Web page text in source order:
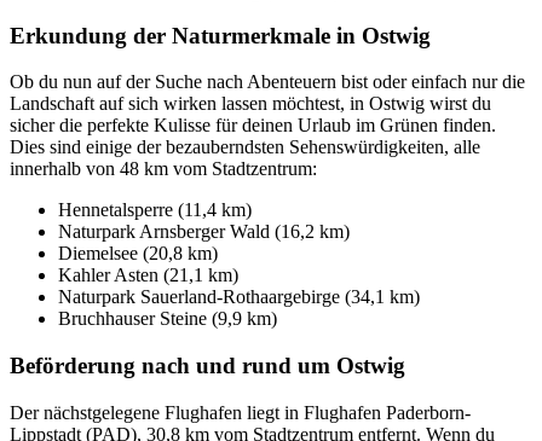
Erkundung der Naturmerkmale in Ostwig
Ob du nun auf der Suche nach Abenteuern bist oder einfach nur die
Landschaft auf sich wirken lassen möchtest, in Ostwig wirst du
sicher die perfekte Kulisse für deinen Urlaub im Grünen finden.
Dies sind einige der bezauberndsten Sehenswürdigkeiten, alle
innerhalb von 48 km vom Stadtzentrum:
Hennetalsperre (11,4 km)
Naturpark Arnsberger Wald (16,2 km)
Diemelsee (20,8 km)
Kahler Asten (21,1 km)
Naturpark Sauerland-Rothaargebirge (34,1 km)
Bruchhauser Steine (9,9 km)
Beförderung nach und rund um Ostwig
Der nächstgelegene Flughafen liegt in Flughafen Paderborn-
Lippstadt (PAD), 30,8 km vom Stadtzentrum entfernt. Wenn du